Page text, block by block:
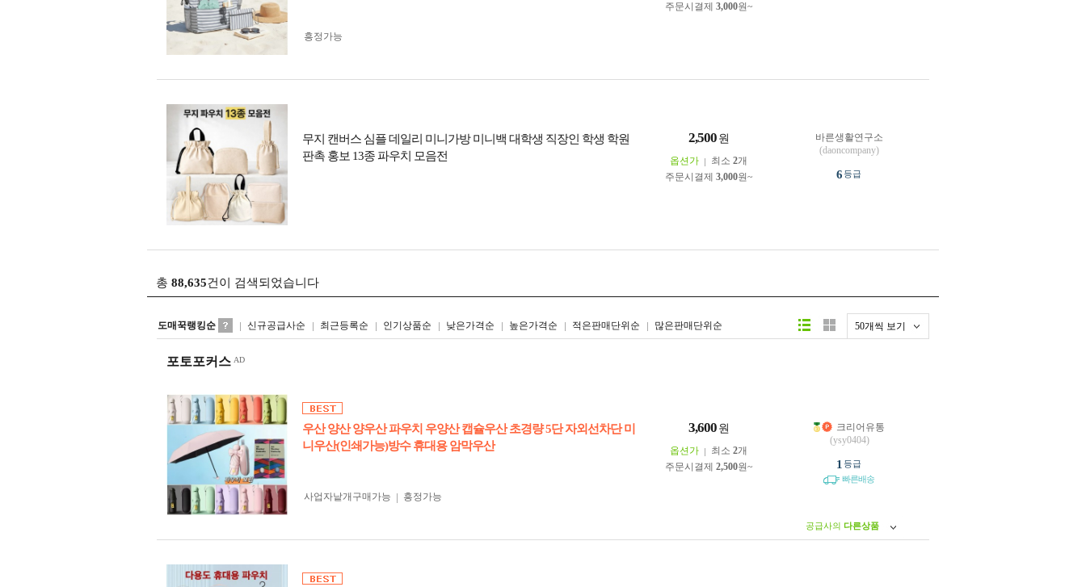
주문시결제 3,000원~
흥정가능
무지 캔버스 심플 데일리 미니가방 미니백 대학생 직장인 학생 학원
판촉 홍보 13종 파우치 모음전
2,500 원
옵션가 최소 2개
주문시결제 3,000원~
바른생활연구소
(daoncompany)
6등급
총 88,635건이 검색되었습니다
도매꾹랭킹순 신규공급사순 최근등록순 인기상품순 낮은가격순 높은가격순 적은판매단위순 많은판매단위순 50개씩 보기
리스트형갤러리형
포토포커스
우산 양산 양우산 파우치 우양산 캡슐우산 초경량 5단 자외선차단 미
니우산(인쇄가능)방수 휴대용 암막우산
3,600 원
옵션가 최소 2개
주문시결제 2,500원~
사업자 낱개구매가능 흥정가능
크리어유통
(ysy0404)
1 등급
빠른배송
공급사의 다른상품